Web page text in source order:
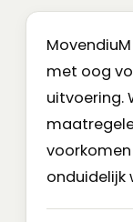
met oog
uitvoering.
onduidelijk